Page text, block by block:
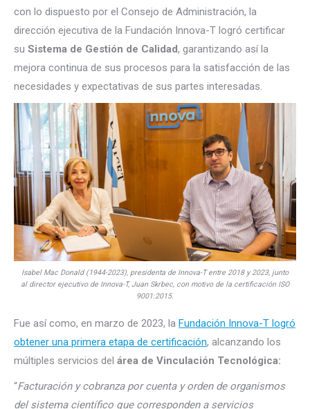
con lo dispuesto por el Consejo de Administración, la
dirección ejecutiva de la Fundación Innova-T logró certificar
su Sistema de Gestión de Calidad, garantizando así la
mejora continua de sus procesos para la satisfacción de las
necesidades y expectativas de sus partes interesadas.
Isabel Mac Donald (1944-2023), presidenta de Innova-T entre 2018 y 2023, junto
al director ejecutivo de Innova-T, Juan Skrbec, con motivo de la certificación ISO
9001:2015.
Fue así como, en marzo de 2023, la Fundación Innova-T logró
obtener una primera etapa de certificación, alcanzando los
múltiples servicios del área de Vinculación Tecnológica:
“Facturación y cobranza por cuenta y orden de organismos
del sistema científico que corresponden a servicios